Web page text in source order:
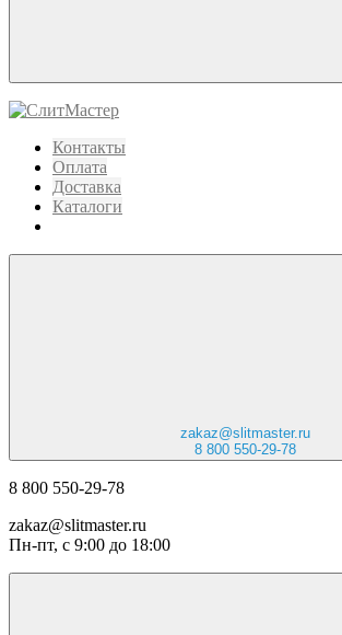
Контакты
Оплата
Доставка
Каталоги
zakaz@slitmaster.ru
8 800 550-29-78
8 800 550-29-78
zakaz@slitmaster.ru
Пн-пт, с 9:00 до 18:00